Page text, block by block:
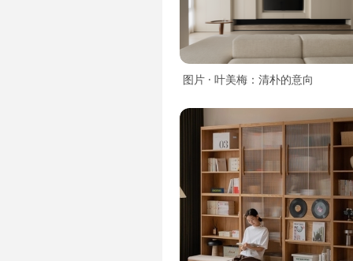
图片 · 叶美梅：清朴的意向